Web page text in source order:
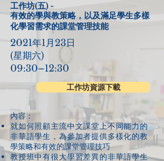
工作坊(五) -
有效的學與教策略，以及滿足學生多樣
化學習需求的課堂管理技能
2021年1月23日
(星期六)
09:30–12:30
工作坊資源下載
內容：​​
就如何照顧主流中文課堂上不同能力的
非華語學生，為參加者提供多樣化的教
學策略和有效的課堂管理技巧
教授班中有很大學習差異的非華語學生